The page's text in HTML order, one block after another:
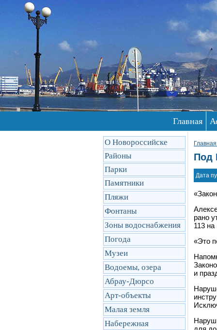
Главная
О Новороссийске
Районы
Парки
Памятники
Пляжи
Фонтаны
Зоны водоснабжения
Погода
Музеи
Водоемы, озера
Абрау-Дюрсо
Арт-объекты
Малая земля
Набережная
Под
Дата
рано
113
«Это
и